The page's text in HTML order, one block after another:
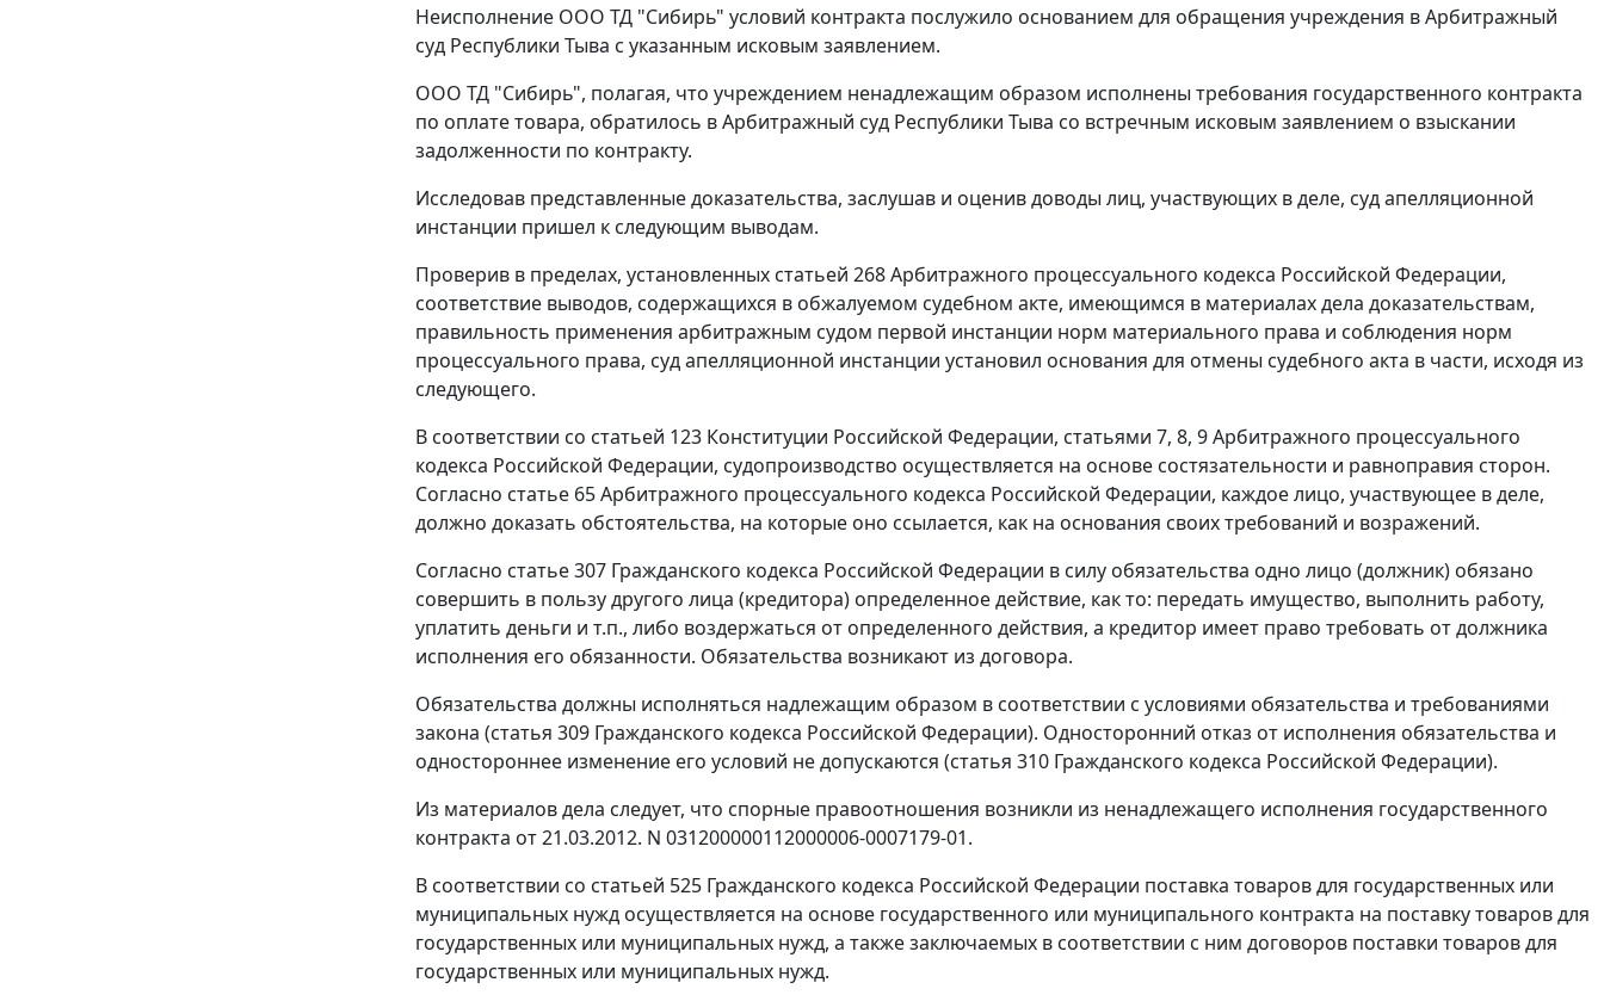
Неисполнение ООО ТД "Сибирь" условий контракта послужило основанием для обращения учреждения в Арбитражный
суд Республики Тыва с указанным исковым заявлением.
ООО ТД "Сибирь", полагая, что учреждением ненадлежащим образом исполнены требования государственного контракта
по оплате товара, обратилось в Арбитражный суд Республики Тыва со встречным исковым заявлением о взыскании
задолженности по контракту.
Исследовав представленные доказательства, заслушав и оценив доводы лиц, участвующих в деле, суд апелляционной
инстанции пришел к следующим выводам.
Проверив в пределах, установленных статьей 268Арбитражного процессуального кодекса Российской Федерации,
соответствие выводов, содержащихся в обжалуемом судебном акте, имеющимся в материалах дела доказательствам,
правильность применения арбитражным судом первой инстанции норм материального права и соблюдения норм
процессуального права, суд апелляционной инстанции установил основания для отмены судебного акта в части, исходя из
следующего.
В соответствии со статьей 123 Конституции Российской Федерации, статьями 7, 8, 9Арбитражного процессуального
кодекса Российской Федерации, судопроизводство осуществляется на основе состязательности и равноправия сторон.
Согласно статье 65Арбитражного процессуального кодекса Российской Федерации, каждое лицо, участвующее в деле,
должно доказать обстоятельства, на которые оно ссылается, как на основания своих требований и возражений.
Согласно статье 307 Гражданского кодекса Российской Федерации в силу обязательства одно лицо (должник) обязано
совершить в пользу другого лица (кредитора) определенное действие, как то: передать имущество, выполнить работу,
уплатить деньги и т.п., либо воздержаться от определенного действия, а кредитор имеет право требовать от должника
исполнения его обязанности. Обязательства возникают из договора.
Обязательства должны исполняться надлежащим образом в соответствии с условиями обязательства и требованиями
закона (статья 309 Гражданского кодекса Российской Федерации). Односторонний отказ от исполнения обязательства и
одностороннее изменение его условий не допускаются (статья 310 Гражданского кодекса Российской Федерации).
Из материалов дела следует, что спорные правоотношения возникли из ненадлежащего исполнения государственного
контракта от 21.03.2012. N 031200000112000006-0007179-01.
В соответствии со статьей 525 Гражданского кодекса Российской Федерации поставка товаров для государственных или
муниципальных нужд осуществляется на основе государственного или муниципального контракта на поставку товаров для
государственных или муниципальных нужд, а также заключаемых в соответствии с ним договоров поставки товаров для
государственных или муниципальных нужд.